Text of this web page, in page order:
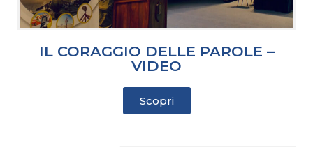
IL CORAGGIO DELLE PAROLE –
VIDEO
Scopri